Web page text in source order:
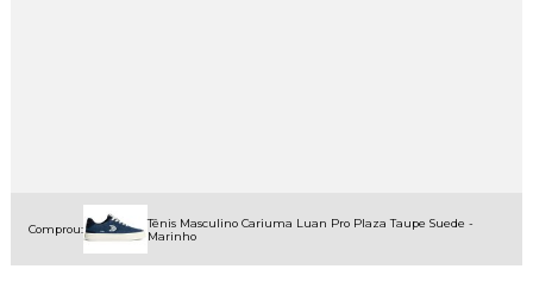
Comprou:
Tênis Masculino Cariuma Luan Pro Plaza Taupe Suede -
Marinho